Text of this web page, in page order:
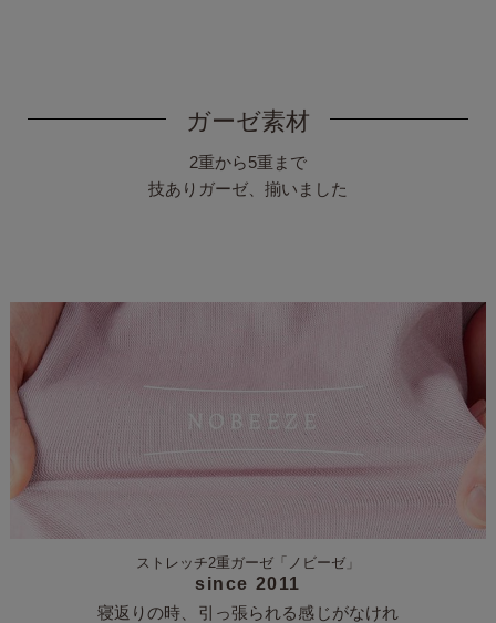
ガーゼ素材
2重から5重まで
技ありガーゼ、揃いました
寝返りの時、引っ張られる感じがなけれ
ストレッチ2重ガーゼ 「ノビーゼ」
since 2011